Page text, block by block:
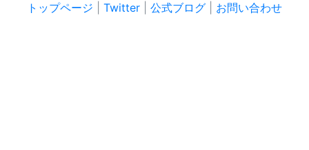
トップページ
Twitter 公式ブログ お問い合わせ